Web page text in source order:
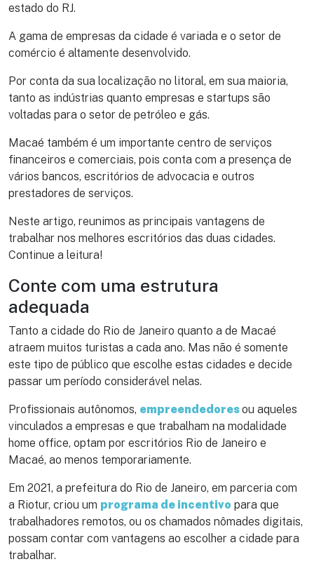
estado do RJ.
A gama de empresas da cidade é variada e o setor de
comércio é altamente desenvolvido.
Por conta da sua localização no litoral, em sua maioria,
tanto as indústrias quanto empresas e startups são
voltadas para o setor de petróleo e gás.
Macaé também é um importante centro de serviços
financeiros e comerciais, pois conta com a presença de
vários bancos, escritórios de advocacia e outros
prestadores de serviços.
Neste artigo, reunimos as principais vantagens de
trabalhar nos melhores escritórios das duas cidades.
Continue a leitura!
Conte com uma estrutura
adequada
Tanto a cidade do Rio de Janeiro quanto a de Macaé
atraem muitos turistas a cada ano. Mas não é somente
este tipo de público que escolhe estas cidades e decide
passar um período considerável nelas.
Profissionais autônomos, empreendedoresou aqueles
vinculados a empresas e que trabalham na modalidade
home office, optam por escritórios Rio de Janeiro e
Macaé, ao menos temporariamente.
Em 2021, a prefeitura do Rio de Janeiro, em parceria com
a Riotur, criou um programa de incentivo para que
trabalhadores remotos, ou os chamados nômades digitais,
possam contar com vantagens ao escolher a cidade para
trabalhar.